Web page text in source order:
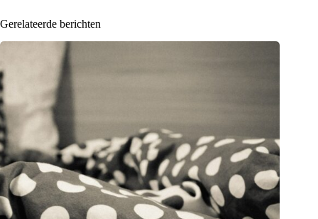
Gerelateerde berichten